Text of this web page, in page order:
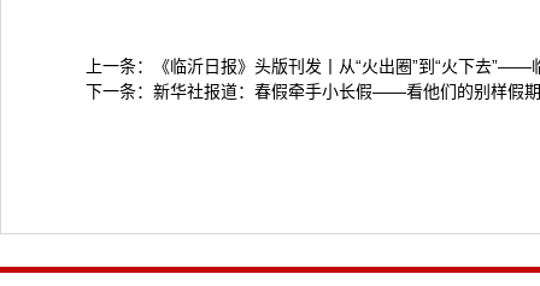
上一条：
《临沂日报》头版刊发丨从“火出圈”到“火下去”——
下一条： 新华社报道：春假牵手小长假——看他们的别样假期